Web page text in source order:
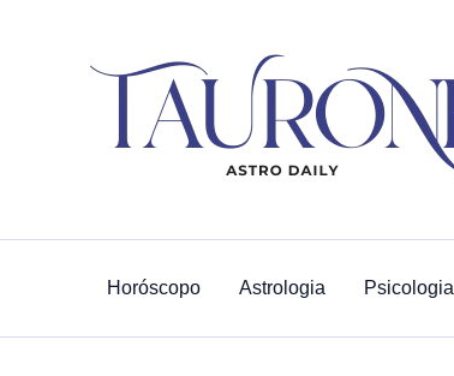
Horóscopo Astrologia Psicologia